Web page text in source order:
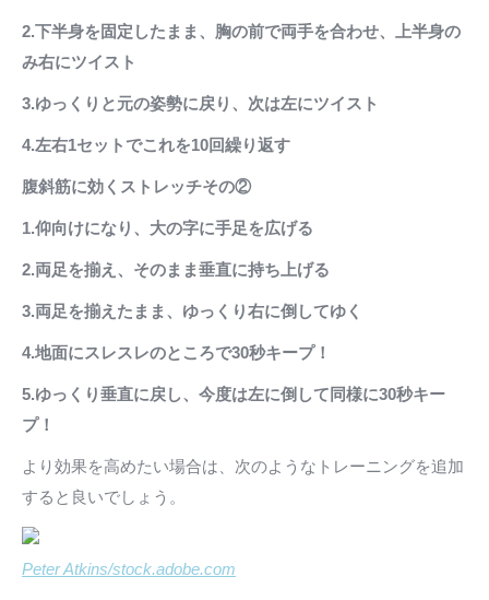
2.下半身を固定したまま、胸の前で両手を合わせ、上半身の
み右にツイスト
3.ゆっくりと元の姿勢に戻り、次は左にツイスト
4.左右1セットでこれを10回繰り返す
腹斜筋に効くストレッチその②
1.仰向けになり、大の字に手足を広げる
2.両足を揃え、そのまま垂直に持ち上げる
3.両足を揃えたまま、ゆっくり右に倒してゆく
4.地面にスレスレのところで30秒キープ！
5.ゆっくり垂直に戻し、今度は左に倒して同様に30秒キー
プ！
より効果を高めたい場合は、次のようなトレーニングを追加
すると良いでしょう。
Peter Atkins/stock.adobe.com